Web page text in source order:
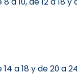
14 a 18 y de 20 a